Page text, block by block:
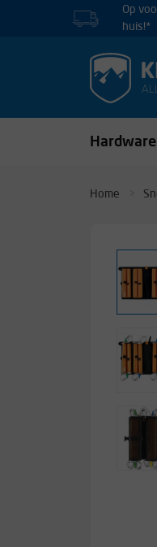
Op
huis!*
Hardware
Home